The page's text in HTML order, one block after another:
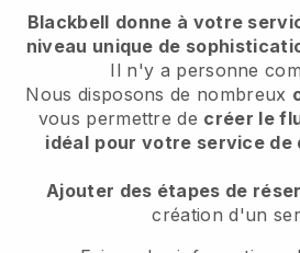
Blackbell donne à votre
niveau unique de
Il n'y a personne
Nous disposons de nombreux
vous permettre de créer le
idéal pour votre service de
Ajouter des étapes de
création d'un